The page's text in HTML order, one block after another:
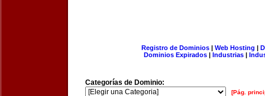
Registro de Dominios| Web Hosting |
Dominios Expirados | Industrias |
Categorías de Dominio:
[Pág.